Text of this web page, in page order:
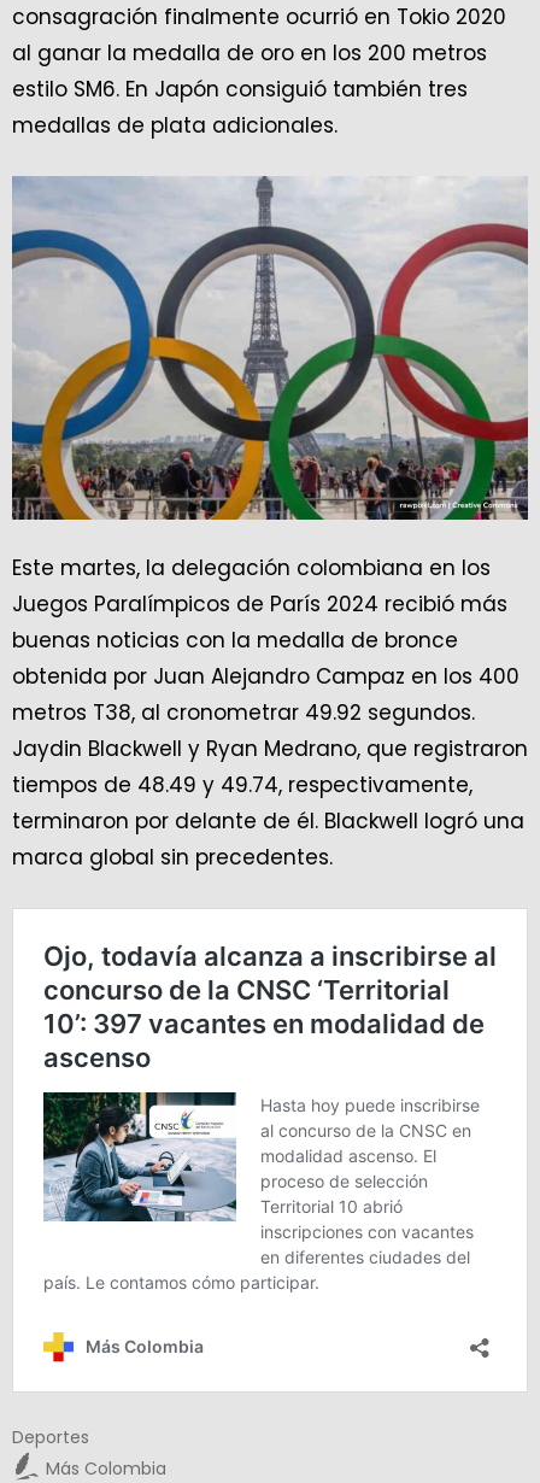
consagración finalmente ocurrió en Tokio 2020
al ganar la medalla de oro en los 200 metros
estilo SM6. En Japón consiguió también tres
medallas de plata adicionales.
Este martes, la delegación colombiana en los
Juegos Paralímpicos de París 2024 recibió más
buenas noticias con la medalla de bronce
obtenida por Juan Alejandro Campaz en los 400
metros T38, al cronometrar 49.92 segundos.
Jaydin Blackwell y Ryan Medrano, que registraron
tiempos de 48.49 y 49.74, respectivamente,
terminaron por delante de él. Blackwell logró una
marca global sin precedentes.
Deportes
Más Colombia